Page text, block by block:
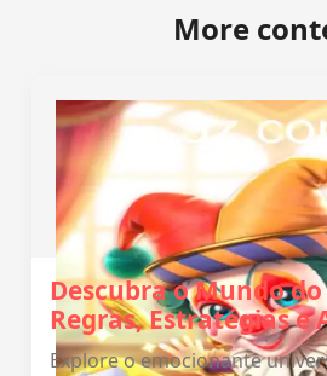
More
Descubra o Mundo do
Regras, Estratégias e
Explore o emocionante